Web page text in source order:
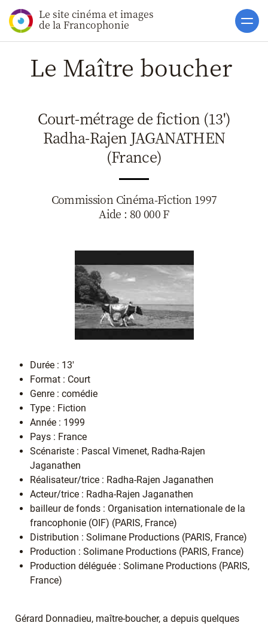
Le site cinéma et images
de la Francophonie Accueil
Actualités
Soutiens
Catalogue
Clap ACP
Boites à
Le Maître boucher
Court-métrage de fiction (13')
Radha-Rajen JAGANATHEN
(France)
Commission Cinéma-Fiction 1997
Aide : 80 000 F
Durée : 13'
Format : Court
Genre : comédie
Type : Fiction
Année : 1999
Pays : France
Scénariste : Pascal Vimenet, Radha-Rajen
Jaganathen
Réalisateur/trice : Radha-Rajen Jaganathen
Acteur/trice : Radha-Rajen Jaganathen
bailleur de fonds : Organisation internationale de la
francophonie (OIF) (PARIS, France)
Distribution : Solimane Productions (PARIS, France)
Production : Solimane Productions (PARIS, France)
Production déléguée : Solimane Productions (PARIS,
France)
Gérard Donnadieu, maître-boucher, a depuis quelques